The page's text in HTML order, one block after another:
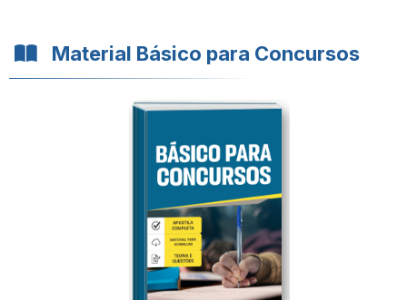
Material Básico para Concursos